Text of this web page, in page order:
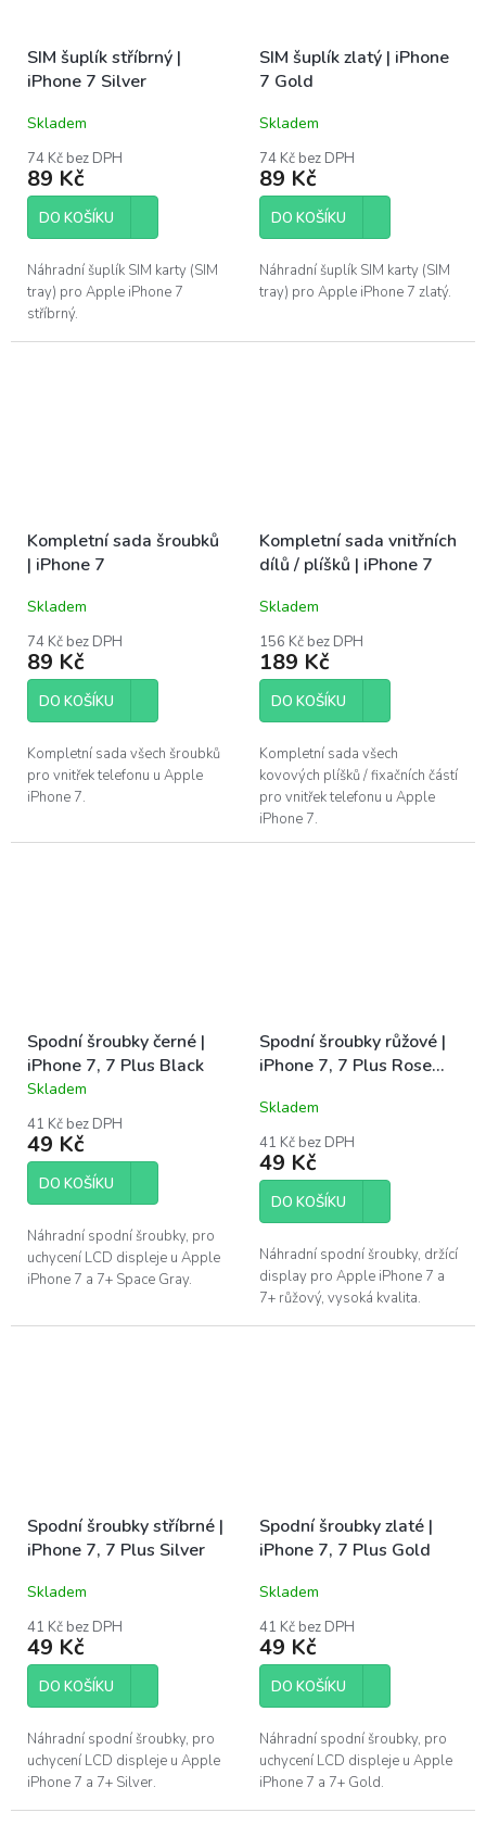
SIM šuplík stříbrný |
iPhone 7 Silver
Skladem
74 Kč bez DPH
89 Kč
DO KOŠÍKU
Náhradní šuplík SIM karty (SIM
tray) pro Apple iPhone 7
stříbrný.
SIM šuplík zlatý | iPhone
7 Gold
Skladem
74 Kč bez DPH
89 Kč
DO KOŠÍKU
Náhradní šuplík SIM karty (SIM
tray) pro Apple iPhone 7 zlatý.
Kompletní sada šroubků
| iPhone 7
Skladem
74 Kč bez DPH
89 Kč
DO KOŠÍKU
Kompletní sada všech šroubků
pro vnitřek telefonu u Apple
iPhone 7.
Kompletní sada vnitřních
dílů / plíšků | iPhone 7
Skladem
156 Kč bez DPH
189 Kč
DO KOŠÍKU
Kompletní sada všech
kovových plíšků / fixačních částí
pro vnitřek telefonu u Apple
iPhone 7.
Spodní šroubky černé |
iPhone 7, 7 Plus Black
Průměrné
hodnocení
produktu
je
4,5
hvězdiček.
Skladem
41 Kč bez DPH
49 Kč
DO KOŠÍKU
Náhradní spodní šroubky, pro
uchycení LCD displeje u Apple
iPhone 7 a 7+ Space Gray.
Spodní šroubky růžové |
iPhone 7, 7 Plus Rose
Skladem
41 Kč bez DPH
49 Kč
DO KOŠÍKU
Náhradní spodní šroubky, držící
display pro Apple iPhone 7 a
7+ růžový, vysoká kvalita.
Spodní šroubky stříbrné |
iPhone 7, 7 Plus Silver
Skladem
41 Kč bez DPH
49 Kč
DO KOŠÍKU
Náhradní spodní šroubky, pro
uchycení LCD displeje u Apple
iPhone 7 a 7+ Silver.
Spodní šroubky zlaté |
iPhone 7, 7 Plus Gold
Skladem
41 Kč bez DPH
49 Kč
DO KOŠÍKU
Náhradní spodní šroubky, pro
uchycení LCD displeje u Apple
iPhone 7 a 7+ Gold.